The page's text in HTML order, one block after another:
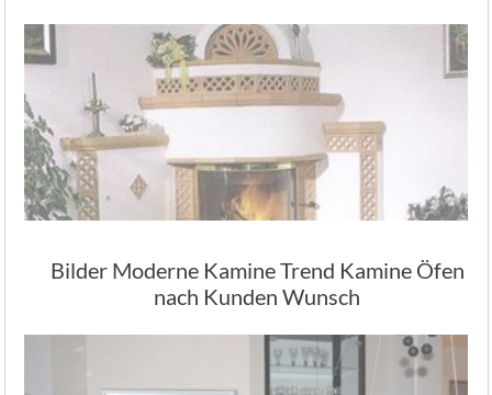
Bilder Moderne Kamine Trend Kamine Öfen
nach Kunden Wunsch